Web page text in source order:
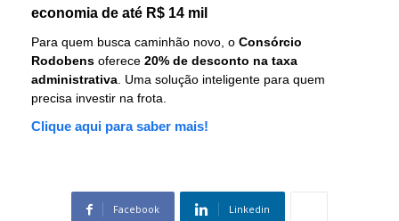
economia de até R$ 14 mil
Para quem busca caminhão novo, o Consórcio
Rodobens oferece 20% de desconto na taxa
administrativa . Uma solução inteligente para quem
precisa investir na frota.
Clique aqui para saber mais!
Facebook Linkedin